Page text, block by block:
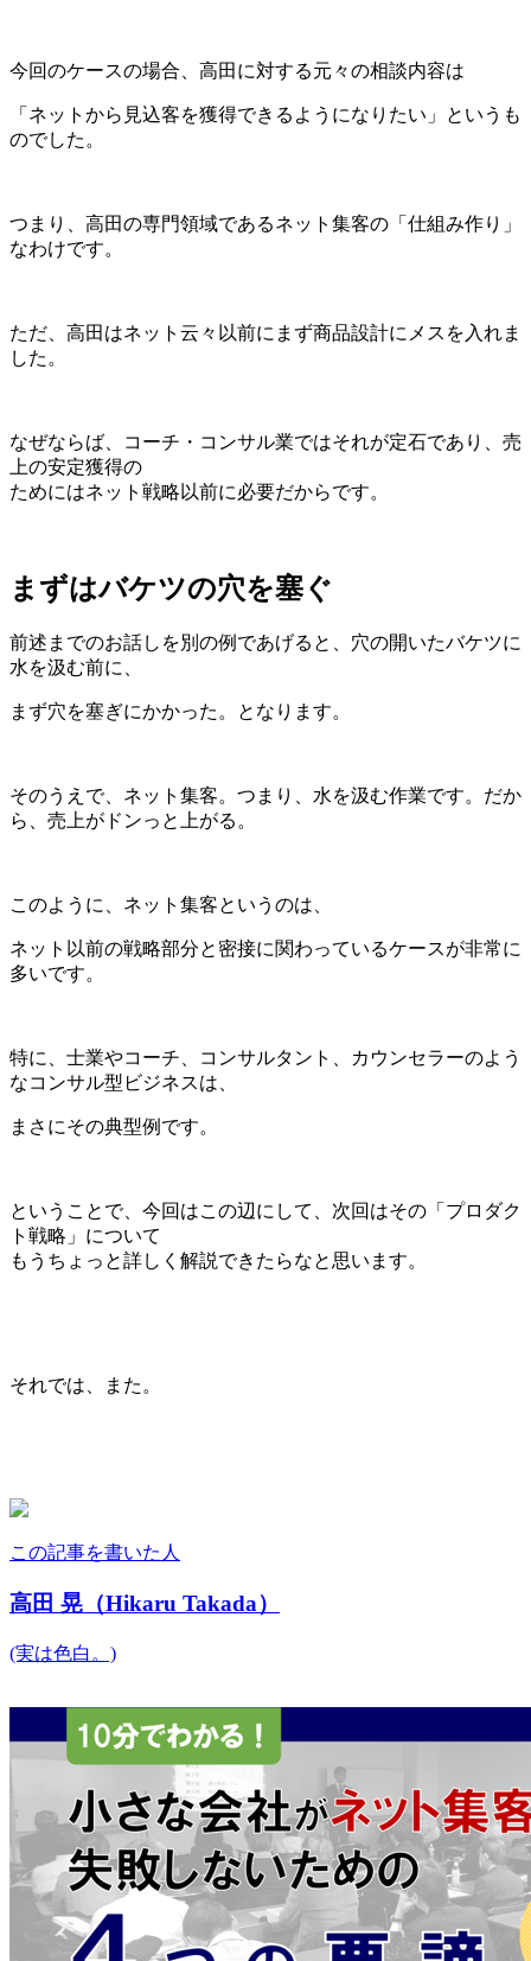
今回のケースの場合、高田に対する元々の相談内容は
「ネットから見込客を獲得できるようになりたい」というも
のでした。
つまり、高田の専門領域であるネット集客の「仕組み作り」
なわけです。
ただ、高田はネット云々以前にまず商品設計にメスを入れま
した。
なぜならば、コーチ・コンサル業ではそれが定石であり、売
上の安定獲得の
ためにはネット戦略以前に必要だからです。
まずはバケツの穴を塞ぐ
前述までのお話しを別の例であげると、穴の開いたバケツに
水を汲む前に、
まず穴を塞ぎにかかった。となります。
そのうえで、ネット集客。つまり、水を汲む作業です。だか
ら、売上がドンっと上がる。
このように、ネット集客というのは、
ネット以前の戦略部分と密接に関わっているケースが非常に
多いです。
特に、士業やコーチ、コンサルタント、カウンセラーのよう
なコンサル型ビジネスは、
まさにその典型例です。
ということで、今回はこの辺にして、次回はその「プロダク
ト戦略」について
もうちょっと詳しく解説できたらなと思います。
それでは、また。
この記事を書いた人
高田 晃（Hikaru Takada）
(実は色白。)